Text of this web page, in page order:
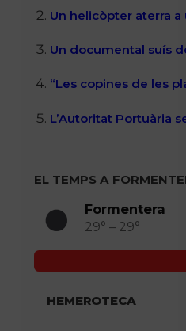
Un helicòpter aterra a
Un documental suís
“Les copines de les
L’Autoritat Portuària
EL TEMPS A
Formentera
29° – 29°
HEMEROTECA